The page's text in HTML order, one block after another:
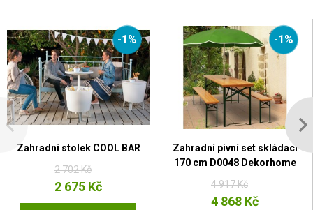
-1%
Zahradní stolek COOL BAR
2 702 Kč
2 675 Kč
-1%
Zahradní pivní set skládací
170 cm D0048 Dekorhome
4 917 Kč
4 868 Kč